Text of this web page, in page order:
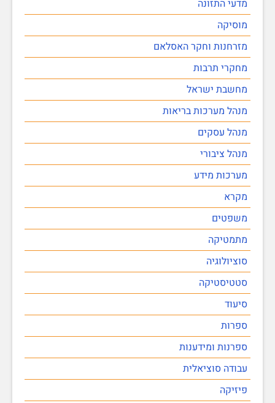
מדעי התזונה
מוסיקה
מזרחנות וחקר האסלאם
מחקרי תרבות
מחשבת ישראל
מנהל מערכות בריאות
מנהל עסקים
מנהל ציבורי
מערכות מידע
מקרא
משפטים
מתמטיקה
סוציולוגיה
סטטיסטיקה
סיעוד
ספרות
ספרנות ומידענות
עבודה סוציאלית
פיזיקה